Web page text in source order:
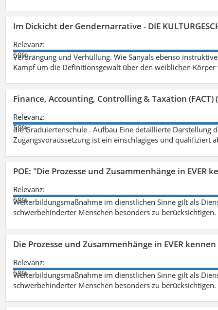
Im Dickicht der Gendernarrative - DIE
Relevanz:
59%
Verdrängung und Verhüllung. Wie Sanyals ebenso
Kampf um die Definitionsgewalt über den weiblichen
Finance, Accounting, Controlling & Taxation (FACT)
Relevanz:
59%
die Graduiertenschule . Aufbau Eine detaillierte Darstellung
Zugangsvoraussetzung ist ein einschlägiges und qualifiziert
POE: "Die Prozesse und Zusammenhänge in EVER
Relevanz:
59%
Weiterbildungsmaßnahme im dienstlichen Sinne gilt als
schwerbehinderter Menschen besonders zu berücksichtigen.
Die Prozesse und Zusammenhänge in EVER
Relevanz:
59%
Weiterbildungsmaßnahme im dienstlichen Sinne gilt als
schwerbehinderter Menschen besonders zu berücksichtigen.